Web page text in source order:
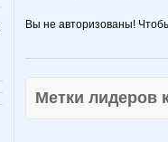
Вы не авторизованы!
Метки